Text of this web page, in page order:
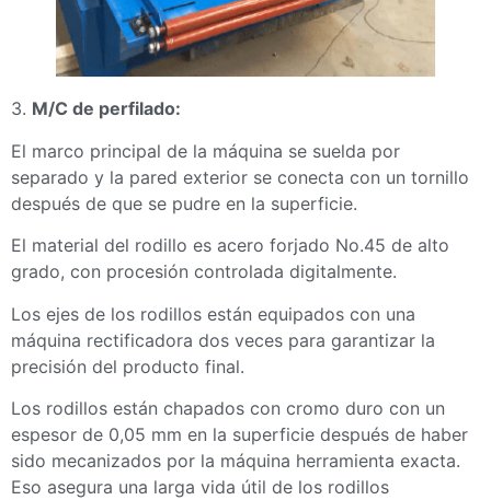
3. M/C de perfilado:
El marco principal de la máquina se suelda por
separado y la pared exterior se conecta con un tornillo
después de que se pudre en la superficie.
El material del rodillo es acero forjado No.45 de alto
grado, con procesión controlada digitalmente.
Los ejes de los rodillos están equipados con una
máquina rectificadora dos veces para garantizar la
precisión del producto final.
Los rodillos están chapados con cromo duro con un
espesor de 0,05 mm en la superficie después de haber
sido mecanizados por la máquina herramienta exacta.
Eso asegura una larga vida útil de los rodillos